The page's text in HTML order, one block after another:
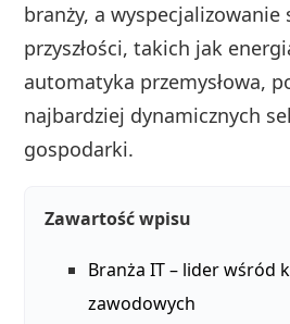
branży, a wyspecjalizowanie
przyszłości, takich jak
automatyka przemysłowa,
najbardziej dynamicznych
gospodarki.
Zawartość wpisu
Branża IT – lider wśród
zawodowych